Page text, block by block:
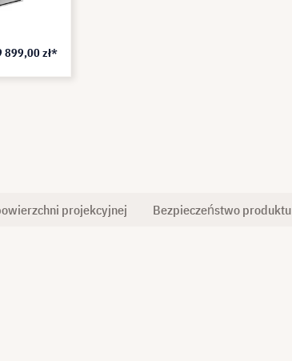
899,00 zł*
projekcyjnej Bezpieczeństwo produktu